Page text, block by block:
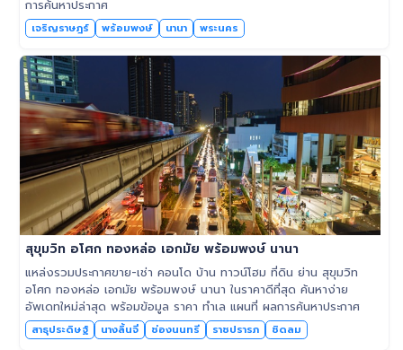
การค้นหาประกาศ
เจริญราษฎร์ พร้อมพงษ์ นานา พระนคร
สุขุมวิท อโศก ทองหล่อ เอกมัย พร้อมพงษ์ นานา
แหล่งรวมประกาศขาย-เช่า คอนโด บ้าน ทาวน์โฮม ที่ดิน ย่าน สุขุมวิท
อโศก ทองหล่อ เอกมัย พร้อมพงษ์ นานา ในราคาดีที่สุด ค้นหาง่าย
อัพเดทใหม่ล่าสุด พร้อมข้อมูล ราคา ทำเล แผนที่ ผลการค้นหาประกาศ
สาธุประดิษฐ์ นางลิ้นจี่ ช่องนนทรี ราชปรารภ ชิดลม